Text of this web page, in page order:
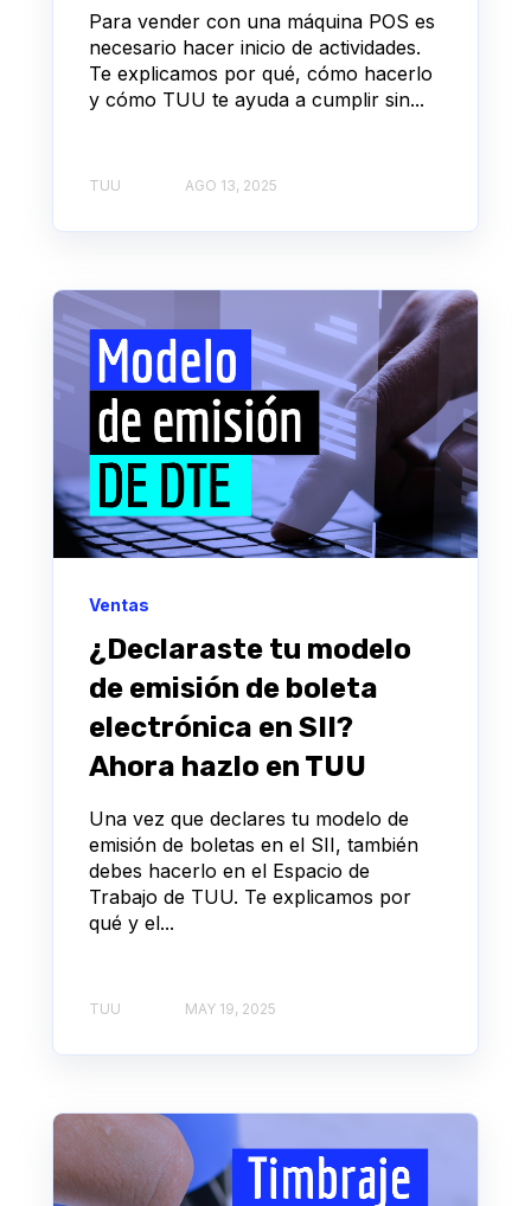
Para vender con una máquina POS es
necesario hacer inicio de actividades.
Te explicamos por qué, cómo hacerlo
y cómo TUU te ayuda a cumplir sin...
TUU AGO 13, 2025
Ventas
¿Declaraste tu modelo
de emisión de boleta
electrónica en SII?
Ahora hazlo en TUU
Una vez que declares tu modelo de
emisión de boletas en el SII, también
debes hacerlo en el Espacio de
Trabajo de TUU. Te explicamos por
qué y el...
TUU MAY 19, 2025